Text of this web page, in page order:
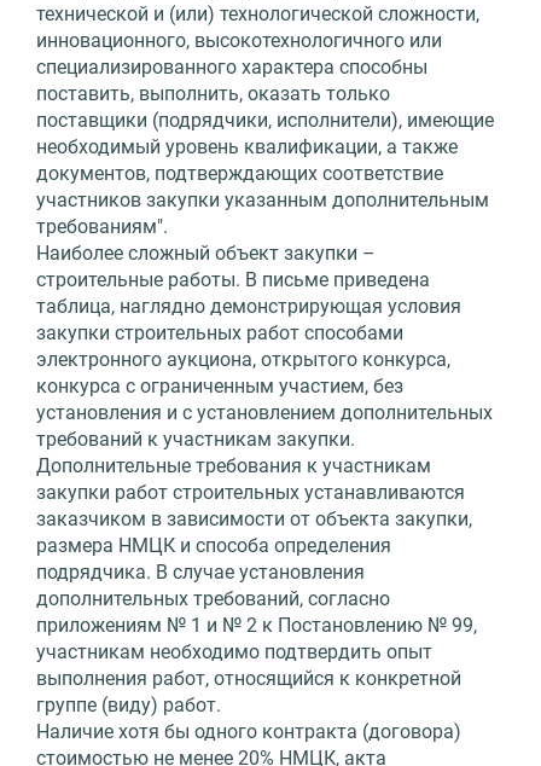
технической и (или) технологической сложности,
инновационного, высокотехнологичного или
специализированного характера способны
поставить, выполнить, оказать только
поставщики (подрядчики, исполнители), имеющие
необходимый уровень квалификации, а также
документов, подтверждающих соответствие
участников закупки указанным дополнительным
требованиям".
Наиболее сложный объект закупки –
строительные работы. В письме приведена
таблица, наглядно демонстрирующая условия
закупки строительных работ способами
электронного аукциона, открытого конкурса,
конкурса с ограниченным участием, без
установления и с установлением дополнительных
требований к участникам закупки.
Дополнительные требования к участникам
закупки работ строительных устанавливаются
заказчиком в зависимости от объекта закупки,
размера НМЦК и способа определения
подрядчика. В случае установления
дополнительных требований, согласно
приложениям № 1 и № 2 к Постановлению № 99,
участникам необходимо подтвердить опыт
выполнения работ, относящийся к конкретной
группе (виду) работ.
Наличие хотя бы одного контракта (договора)
стоимостью не менее 20% НМЦК, акта